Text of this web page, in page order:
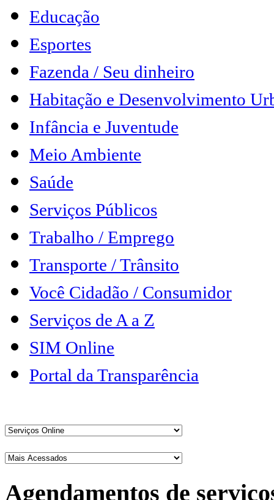
Educação
Esportes
Fazenda / Seu dinheiro
Habitação e Desenvolvimento
Infância e Juventude
Meio Ambiente
Saúde
Serviços Públicos
Trabalho / Emprego
Transporte / Trânsito
Você Cidadão / Consumidor
Serviços de A a Z
SIM Online
Portal da Transparência
Agendamentos de